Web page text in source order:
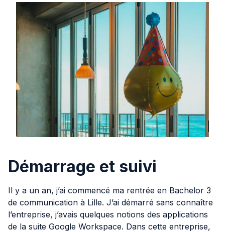
Démarrage et suivi
Il y a un an, j’ai commencé ma rentrée en Bachelor 3
de communication à Lille. J’ai démarré sans connaître
l’entreprise, j’avais quelques notions des applications
de la suite Google Workspace. Dans cette entreprise,